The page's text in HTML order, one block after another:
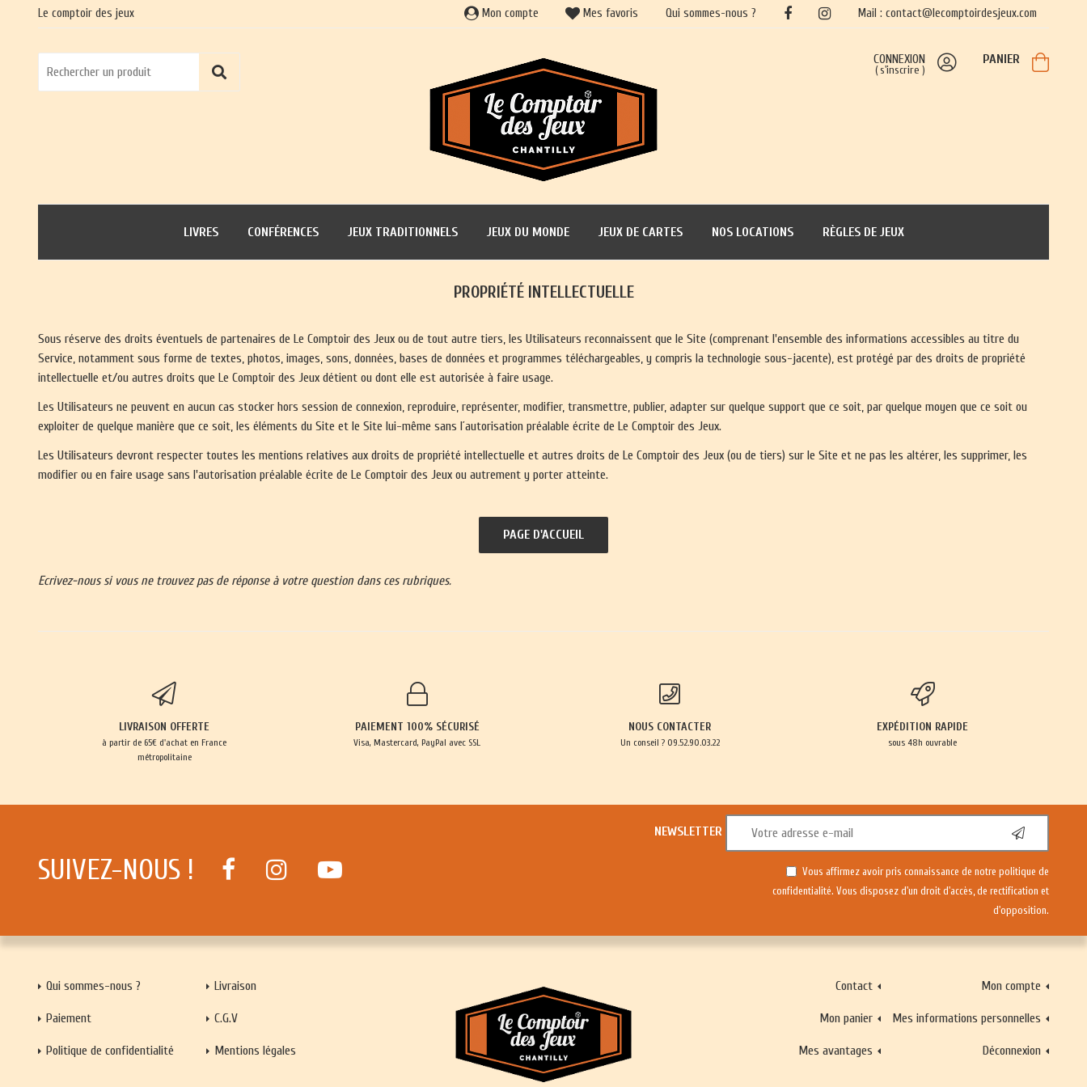
Le comptoir des jeux
CONNEXION
(s'inscrire )
PANIER
LIVRES CONFÉRENCES JEUX TRADITIONNELS JEUX DU MONDE JEUX DE CARTES NOS LOCATIONS RÈGLES DE JEUX
PROPRIÉTÉ INTELLECTUELLE
Sous réserve des droits éventuels de partenaires de Le Comptoir des Jeux ou de tout autre tiers, les Utilisateurs reconnaissent que le Site (comprenant l'ensemble des informations accessibles au titre du
Service, notamment sous forme de textes, photos, images, sons, données, bases de données et programmes téléchargeables, y compris la technologie sous-jacente), est protégé par des droits de propriété
intellectuelle et/ou autres droits que Le Comptoir des Jeux détient ou dont elle est autorisée à faire usage.
Les Utilisateurs ne peuvent en aucun cas stocker hors session de connexion, reproduire, représenter, modifier, transmettre, publier, adapter sur quelque support que ce soit, par quelque moyen que ce soit ou
exploiter de quelque manière que ce soit, les éléments du Site et le Site lui-même sans l´autorisation préalable écrite de Le Comptoir des Jeux.
Les Utilisateurs devront respecter toutes les mentions relatives aux droits de propriété intellectuelle et autres droits de Le Comptoir des Jeux (ou de tiers) sur le Site et ne pas les altérer, les supprimer, les
modifier ou en faire usage sans l'autorisation préalable écrite de Le Comptoir des Jeux ou autrement y porter atteinte.
Ecrivez-nous si vous ne trouvez pas de réponse à votre question dans ces rubriques.
Mon compte Mes favoris Qui sommes-nous ? Mail : contact@lecomptoirdesjeux.com
LIVRAISON OFFERTE
à partir de 65€ d'achat en France
métropolitaine
PAIEMENT 100% SÉCURISÉ
Visa, Mastercard, PayPal avec SSL
NOUS CONTACTER
Un conseil ? 09.52.90.03.22
EXPÉDITION RAPIDE
sous 48h ouvrable
SUIVEZ-NOUS !
NEWSLETTER
Vous affirmez avoir pris connaissance de notre politique de
confidentialité. Vous disposez d'un droit d'accès, de rectification et
d'opposition.
Qui sommes-nous ? Livraison
Paiement C.G.V
Politique de confidentialité Mentions légales
Contact Mon compte
Mon panier Mes informations personnelles
Mes avantages Déconnexion